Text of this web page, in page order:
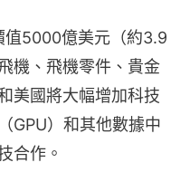
值5000億美元（約3.9
機、飛機零件、貴金
美國將大幅增加科技
GPU）和其他數據中
合作。